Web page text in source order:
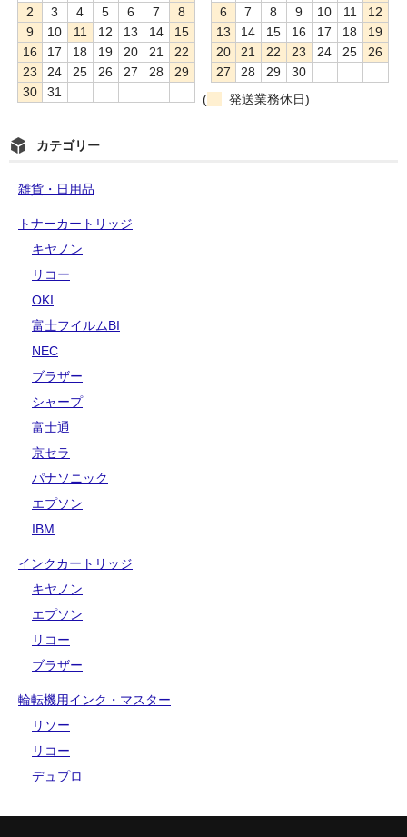
2
3 4 5 6 7
8
9
10 11 12 13 14
15
16
17 18 19 20 21
22
23
24 25 26 27 28
29
30
31
6
7 8 9 10 11
12
13
14 15 16 17 18
19
20
21 22 23 24 25
26
27
28 29
30
(
発送業務休日)
カテゴリー
雑貨・日用品
トナーカートリッジ
キヤノン
リコー
OKI
富士フイルムBI
NEC
ブラザー
シャープ
富士通
京セラ
パナソニック
エプソン
IBM
インクカートリッジ
キヤノン
エプソン
リコー
ブラザー
輪転機用インク・マスター
リソー
リコー
デュプロ